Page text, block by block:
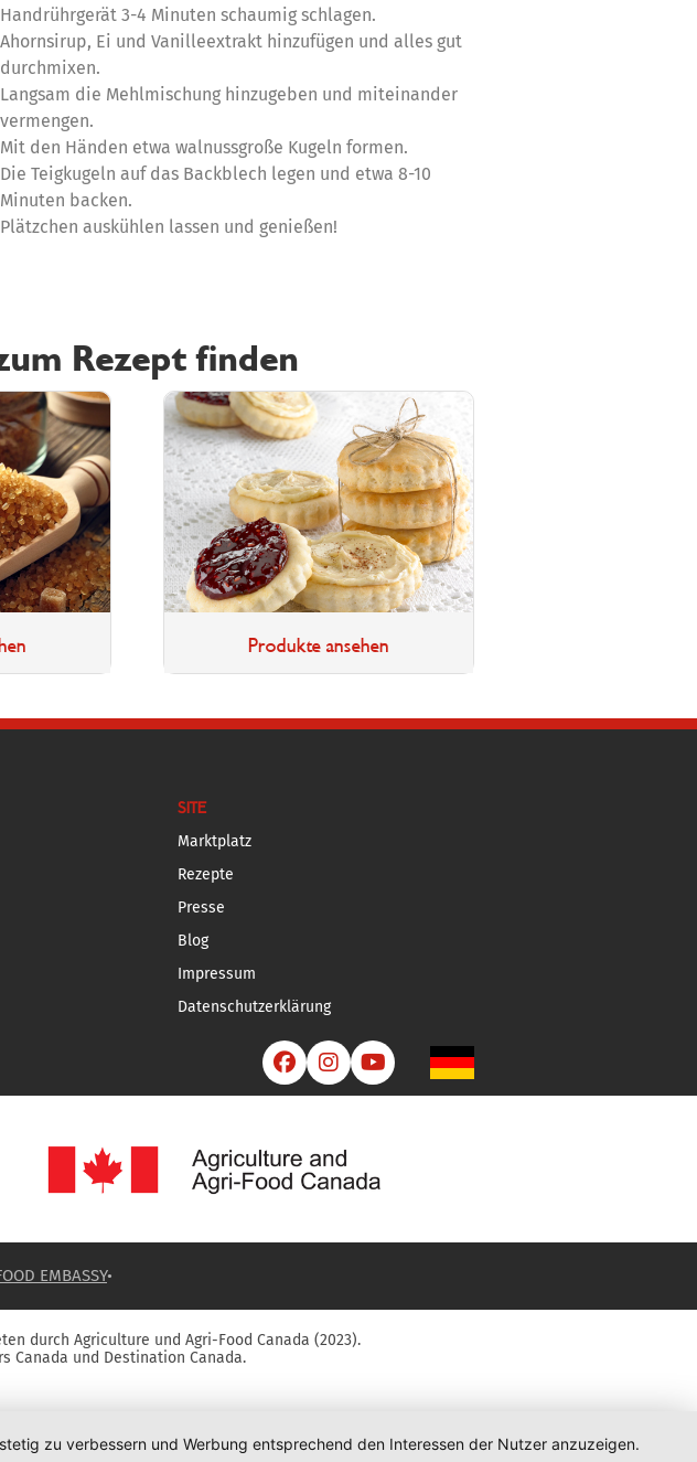
Handrührgerät 3-4 Minuten schaumig schlagen.
Ahornsirup, Ei und Vanilleextrakt hinzufügen und alles gut
durchmixen.
Langsam die Mehlmischung hinzugeben und miteinander
vermengen.
Mit den Händen etwa walnussgroße Kugeln formen.
Die Teigkugeln auf das Backblech legen und etwa 8-10
Minuten backen.
Plätzchen auskühlen lassen und genießen!
Rezept finden
Produkte ansehen
SITE
Marktplatz
Rezepte
Presse
Blog
Impressum
Datenschutzerklärung
  
EMBASSY•
durch Agriculture und Agri-Food Canada (2023).
Canada und Destination Canada.
zu verbessern und Werbung entsprechend den Interessen der Nutzer anzuzeigen.